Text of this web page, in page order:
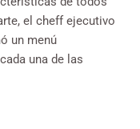
el cheff ejecutivo
un menú
una de las